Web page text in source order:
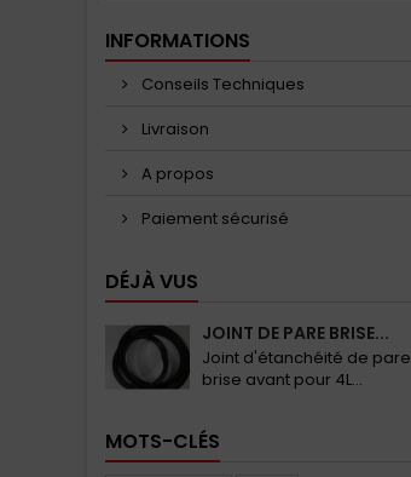
INFORMATIONS
Conseils Techniques
Livraison
A propos
Paiement sécurisé
DÉJÀ VUS
JOINT DE PARE BRISE...
Joint d'étanchéité de pare
brise avant pour 4L...
MOTS-CLÉS